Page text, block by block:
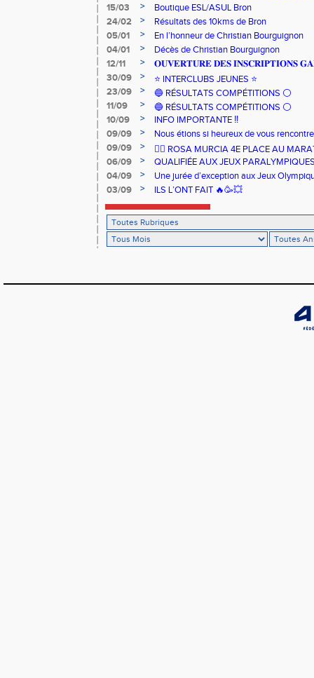
15/03
>
Boutique ESL/ASUL Bron
24/02
>
Résultats des 10kms de Bron
05/01
>
En l’honneur de Christian Bourguignon
04/01
>
Décès de Christian Bourguignon
12/11
>
𝐎𝐔𝐕𝐄𝐑𝐓𝐔𝐑𝐄 𝐃𝐄𝐒 𝐈𝐍𝐒𝐂𝐑𝐈𝐏𝐓𝐈𝐎𝐍𝐒
30/09
>
⭐️ INTERCLUBS JEUNES ⭐️
23/09
>
🔵 RÉSULTATS COMPÉTITIONS ⚪️
11/09
>
🔵 RÉSULTATS COMPÉTITIONS ⚪️
10/09
>
INFO IMPORTANTE ‼️
09/09
>
Nous étions si heureux de vous
09/09
>
🏃‍♀️ ROSA MURCIA 4E PLACE AU
06/09
>
QUALIFIÉE AUX JEUX
04/09
>
Une jurée d’exception aux Jeux
03/09
> ILS L’ONT FAIT 🔥🥳💥